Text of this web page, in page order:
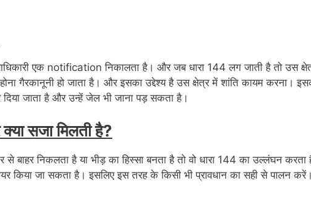
एक notification निकालता है। और जब धारा 144 लग जाती है तो उस
गैरकानूनी हो जाता है। और इसका उद्देश्य है उस क्षेत्र में शांति कायम करना।
जाता है और उन्हें जेल भी जाना पड़ सकता है।
सजा मिलती है?
बाहर निकलता है या भीड़ का हिस्सा बनता है तो वो धारा 144 का उल्लंघन करता
किया जा सकता है। इसलिए इस तरह के किसी भी प्रावधान का सही से पालन करें।